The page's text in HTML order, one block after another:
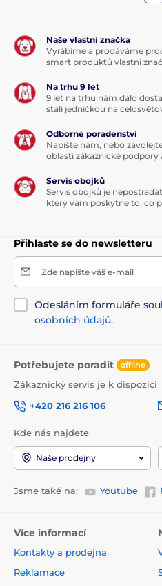
Naše vlastní značka
Vyrábíme a prodáváme
smart produktů vlastní
Na trhu 9 let
9 let na trhu nám dalo
stali jedničkou na
Odborné poradenství
Napište nám, nebo
oblasti zákaznické
Servis obojků
Servis obojků je
který vám poskytne to, co
Přihlaste se do newsletteru
Zde napište váš e-mail
Odesláním formuláře
osobních údajů.
Potřebujete poradit offline
Zákaznický servis je k dispozici
+420 216 216 106
Kde nás najdete
Naše prodejny
Jsme také na: Youtube
Více informací
Kontakty a prodejna
Reklamace